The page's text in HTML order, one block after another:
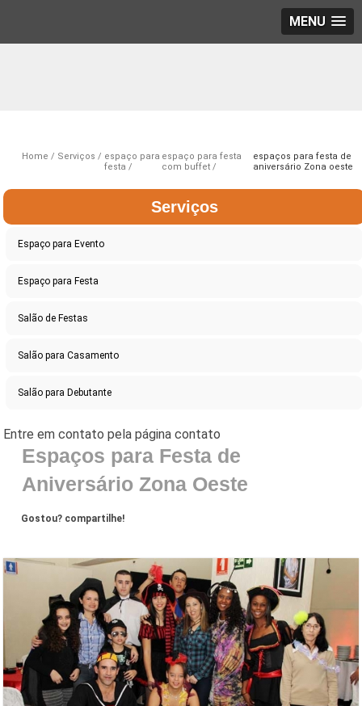
MENU
Home Serviços
espaço para
festa
espaço para festa
com buffet
espaços para festa de
aniversário Zona oeste
Serviços
Espaço para Evento
Espaço para Festa
Salão de Festas
Salão para Casamento
Salão para Debutante
Espaços para Festa de
Aniversário Zona Oeste
Gostou? compartilhe!